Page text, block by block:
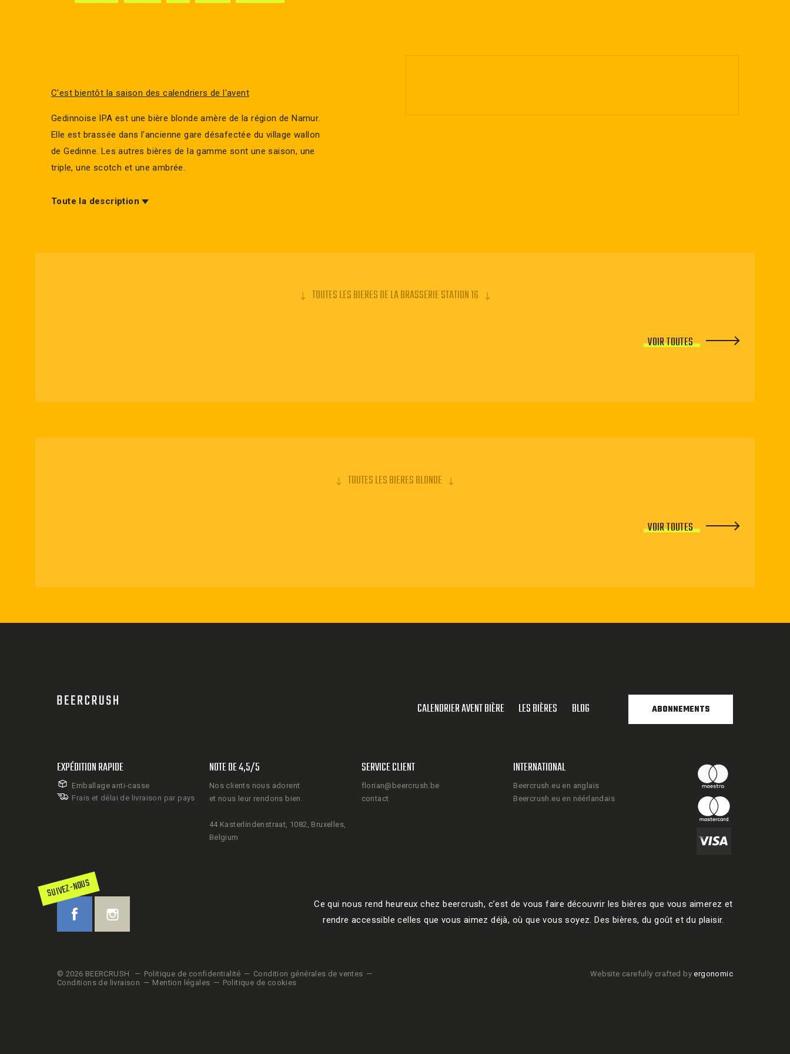
C'est bientôt la saison des calendriers de l'avent
Gedinnoise IPA est une bière blonde amère de la région de Namur.
Elle est brassée dans l'ancienne gare désafectée du village wallon
de Gedinne. Les autres bières de la gamme sont une saison, une
triple, une scotch et une ambrée.
Toute la description
TOUTES LES BIERES DE LA BRASSERIE STATION 16
VOIR TOUTES
TOUTES LES BIERES BLONDE
VOIR TOUTES
CALENDRIER AVENT BIÈRE LES BIÈRES BLOG ABONNEMENTS
EXPÉDITION RAPIDE
Emballage anti-casse
Frais et délai de livraison par pays
NOTE DE 4,5/5
Nos clients nous adorent
et nous leur rendons bien.
44 Kasterlindenstraat, 1082, Bruxelles,
Belgium
SERVICE CLIENT
florian@beercrush.be
contact
INTERNATIONAL
Beercrush.eu en anglais
Beercrush.eu en néérlandais
SUIVEZ-NOUS
Ce qui nous rend heureux chez beercrush, c’est de vous faire découvrir les bières que vous aimerez et
rendre accessible celles que vous aimez déjà, où que vous soyez. Des bières, du goût et du plaisir.
© 2026 BEERCRUSH Politique de confidentialité
Condition générales de ventes
Conditions de livraison
Mention légales Politique de cookies
Website carefully crafted byergonomic